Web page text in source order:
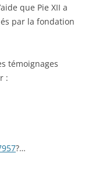
que Pie XII a
par la fondation
témoignages
:
?…